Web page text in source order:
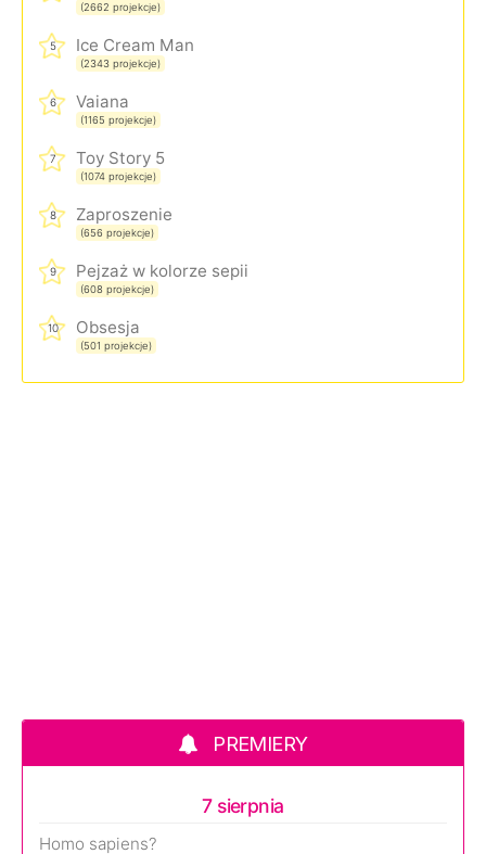
(2662 projekcje)
5 Ice Cream Man
(2343 projekcje)
6 Vaiana
(1165 projekcje)
7 Toy Story 5
(1074 projekcje)
8 Zaproszenie
(656 projekcje)
9 Pejzaż w kolorze sepii
(608 projekcje)
10 Obsesja
(501 projekcje)
PREMIERY
7 sierpnia
Homo sapiens?